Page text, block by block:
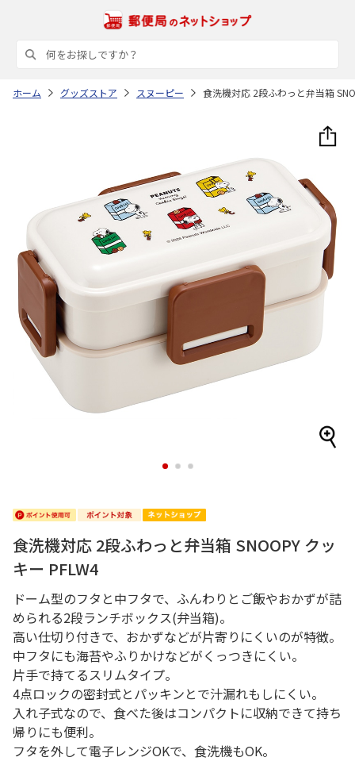
ホーム グッズストア スヌーピー 食洗機対応 2段ふわっと弁当箱
1 2 3
食洗機対応 2段ふわっと弁当箱 SNOOPY クッ
キー PFLW4
ドーム型のフタと中フタで、ふんわりとご飯やおかずが詰
められる2段ランチボックス(弁当箱)。
高い仕切り付きで、おかずなどが片寄りにくいのが特徴。
中フタにも海苔やふりかけなどがくっつきにくい。
片手で持てるスリムタイプ。
4点ロックの密封式とパッキンとで汁漏れもしにくい。
入れ子式なので、食べた後はコンパクトに収納できて持ち
帰りにも便利。
フタを外して電子レンジOKで、食洗機もOK。